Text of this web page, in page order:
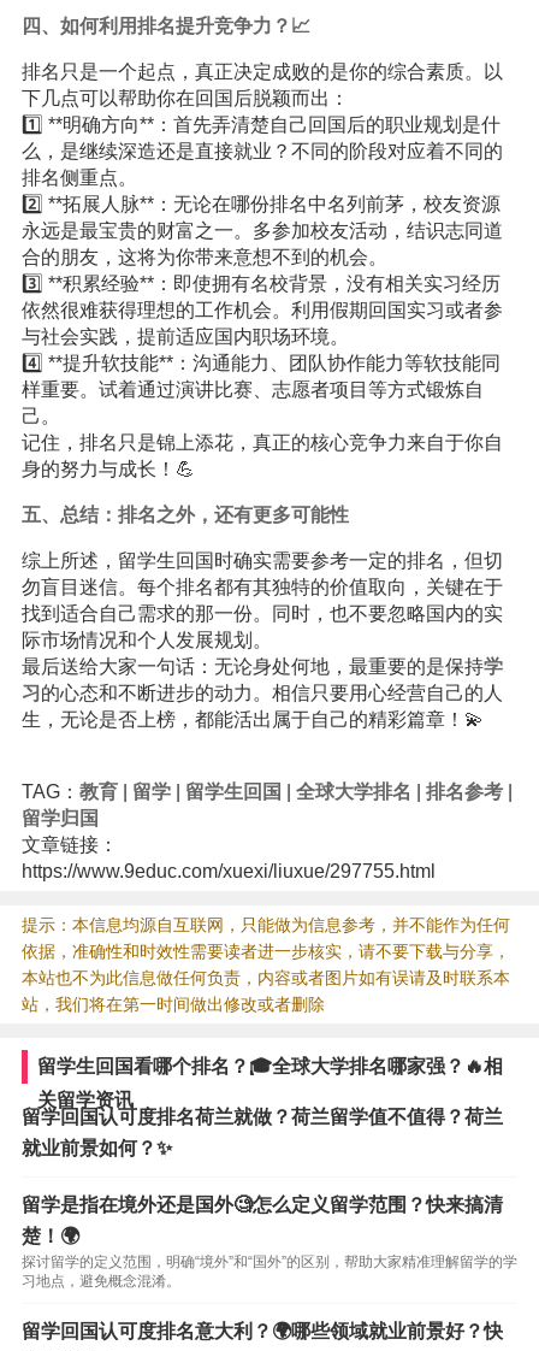
四、如何利用排名提升竞争力？📈
排名只是一个起点，真正决定成败的是你的综合素质。以
下几点可以帮助你在回国后脱颖而出：
1️⃣ **明确方向**：首先弄清楚自己回国后的职业规划是什
么，是继续深造还是直接就业？不同的阶段对应着不同的
排名侧重点。
2️⃣ **拓展人脉**：无论在哪份排名中名列前茅，校友资源
永远是最宝贵的财富之一。多参加校友活动，结识志同道
合的朋友，这将为你带来意想不到的机会。
3️⃣ **积累经验**：即使拥有名校背景，没有相关实习经历
依然很难获得理想的工作机会。利用假期回国实习或者参
与社会实践，提前适应国内职场环境。
4️⃣ **提升软技能**：沟通能力、团队协作能力等软技能同
样重要。试着通过演讲比赛、志愿者项目等方式锻炼自
己。
记住，排名只是锦上添花，真正的核心竞争力来自于你自
身的努力与成长！💪
五、总结：排名之外，还有更多可能性
综上所述，留学生回国时确实需要参考一定的排名，但切
勿盲目迷信。每个排名都有其独特的价值取向，关键在于
找到适合自己需求的那一份。同时，也不要忽略国内的实
际市场情况和个人发展规划。
最后送给大家一句话：无论身处何地，最重要的是保持学
习 的心态和不断进步的动力。相信只要用心经营自己的人
生，无论是否上榜，都能活出属于自己的精彩篇章！💫
TAG： 教育| 留学| 留学生回国 全球大学排名 排名参考|
留学归国
文章链接：
https://www.9educ.com/xuexi/liuxue/297755.html
提示：本信息均源自互联网，只能做为信息参考，并不能作为任何
依据，准确性和时效性需要读者进一步核实，请不要下载与分享，
本站也不为此信息做任何负责，内容或者图片如有误请及时联系本
站，我们将在第一时间做出修改或者删除
留学生回国看哪个排名？🎓全球大学排名哪家强？🔥相
关留学资讯
留学回国认可度排名荷兰就做？荷兰留学值不值得？荷兰
就业前景如何？✨
留学是指在境外还是国外🧐怎么定义留学范围？快来搞清
楚！🌍
探讨留学的定义范围，明确“境外”和“国外”的区别，帮助大家精准理解留学的学
习地点，避免概念混淆。
留学回国认可度排名意大利？🌍哪些领域就业前景好？快